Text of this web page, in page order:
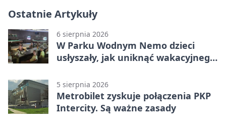
Ostatnie Artykuły
6 sierpnia 2026
W Parku Wodnym Nemo dzieci
usłyszały, jak uniknąć wakacyjnego
5 sierpnia 2026
Metrobilet zyskuje połączenia PKP
Intercity. Są ważne zasady